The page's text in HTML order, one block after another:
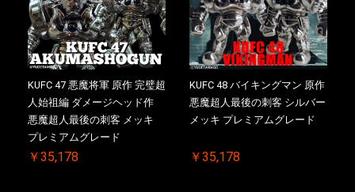
KUFC 47 悪魔将軍 原作 完璧超
人始祖編 ダメージヘッド作
悪魔超人最後の刺客 メッキ
プレミアムグレード
￥35,178
KUFC 48 バイキングマン 原作
悪魔超人最後の刺客 シルバー
メッキ プレミアムグレード
￥35,178